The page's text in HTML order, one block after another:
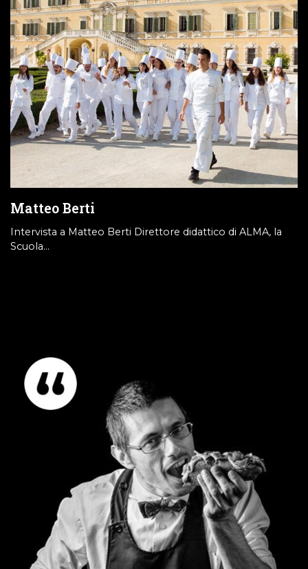
Matteo Berti
Intervista a Matteo Berti Direttore didattico di ALMA, la
Scuola…